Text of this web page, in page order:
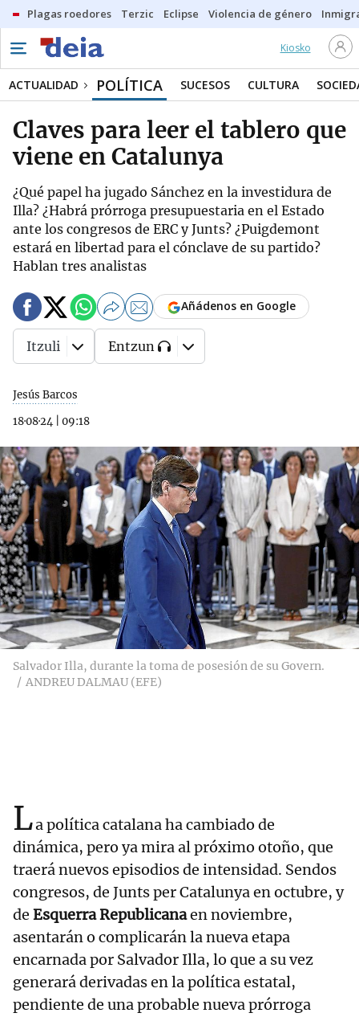
Plagas roedores Terzic Eclipse Violencia de género
Kiosko
ACTUALIDAD POLÍTICA SUCESOS CULTURA
Claves para leer el tablero que
viene en Catalunya
¿Qué papel ha jugado Sánchez en la investidura de
Illa? ¿Habrá prórroga presupuestaria en el Estado
ante los congresos de ERC y Junts? ¿Puigdemont
estará en libertad para el cónclave de su partido?
Hablan tres analistas
Jesús Barcos
18·08·24
09:18
Añádenos en Google
Itzuli Entzun
Salvador Illa, durante la toma de posesión de su Govern.
ANDREU DALMAU (EFE)
La política catalana ha cambiado de
dinámica, pero ya mira al próximo otoño, que
traerá nuevos episodios de intensidad. Sendos
congresos, de Junts per Catalunya en octubre, y
de Esquerra Republicanaen noviembre,
asentarán o complicarán la nueva etapa
encarnada por Salvador Illa, lo que a su vez
generará derivadas en la política estatal,
pendiente de una probable nueva prórroga